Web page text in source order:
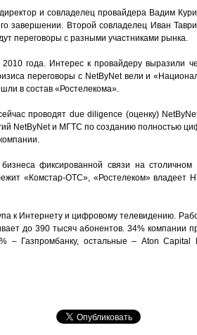
и совладелец провайдера Вадим
завершении. Второй совладелец Иван
переговоры с разными участниками рынка.
года. Интерес к провайдеру выразили
переговоры с NetByNet вели и
в состав «Ростелекома».
проводят due diligence (оценку)
NetByNet и МГТС по созданию полностью
фиксированной связи на
«Комстар-ОТС», «Ростелеком» владеет
к Интернету и цифровому телевидению.
до 390 тысяч абонентов. 34% компании
– Газпромбанку, остальные – Aton Capital